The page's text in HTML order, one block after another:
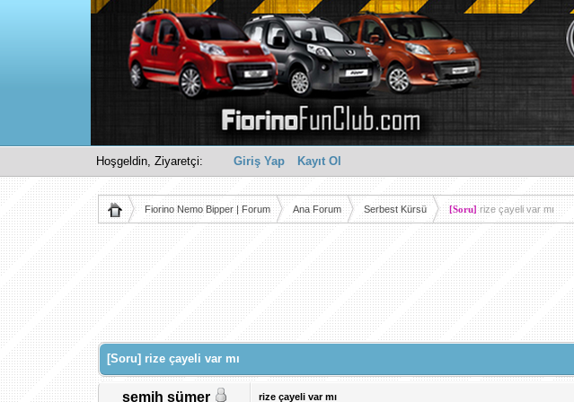
Hoşgeldin, Ziyaretçi: Giriş Yap Kayıt Ol
Fiorino Nemo Bipper | Forum Ana Forum Serbest Kürsü [Soru]rize çayeli var mı
Derecelendirme: 0/5 - 0 oy
1
2
3
4
5
[Soru] rize çayeli var mı
semih sümer rize çayeli var mı